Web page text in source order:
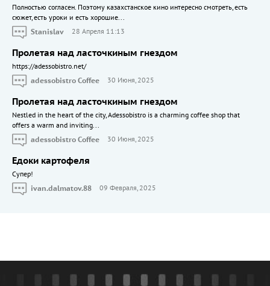
Полностью согласен. Поэтому казахстанское кино интересно смотреть, есть
сюжет, есть уроки и есть хорошие...
Stanislav
28 Апреля 11:13
Пролетая над ласточкиным гнездом
https://adessobistro.net/
adessobistro Coffee
30 Июня, 2025
Пролетая над ласточкиным гнездом
Nestled in the heart of the city, Adessobistro is a charming coffee shop that
offers a warm and inviting...
adessobistro Coffee
30 Июня, 2025
Едоки картофеля
Cупер!
ivan.dalmatov.88
09 Февраля, 2025